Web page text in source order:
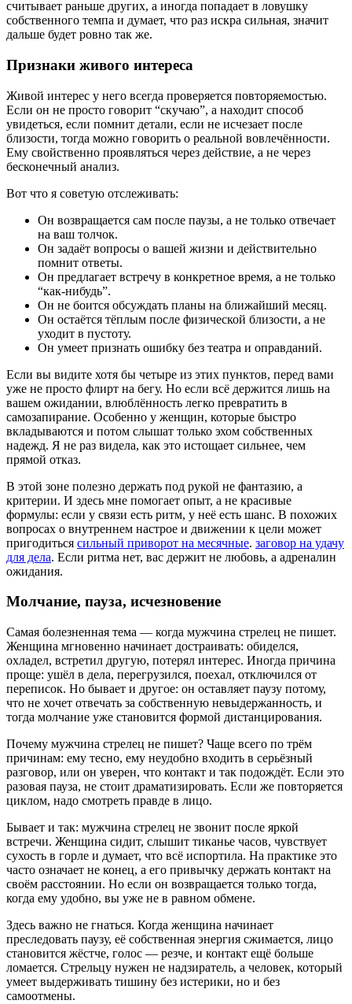
считывает раньше других, а иногда попадает в ловушку
собственного темпа и думает, что раз искра сильная, значит
дальше будет ровно так же.
Признаки живого интереса
Живой интерес у него всегда проверяется повторяемостью.
Если он не просто говорит “скучаю”, а находит способ
увидеться, если помнит детали, если не исчезает после
близости, тогда можно говорить о реальной вовлечённости.
Ему свойственно проявляться через действие, а не через
бесконечный анализ.
Вот что я советую отслеживать:
Он возвращается сам после паузы, а не только отвечает
на ваш толчок.
Он задаёт вопросы о вашей жизни и действительно
помнит ответы.
Он предлагает встречу в конкретное время, а не только
“как-нибудь”.
Он не боится обсуждать планы на ближайший месяц.
Он остаётся тёплым после физической близости, а не
уходит в пустоту.
Он умеет признать ошибку без театра и оправданий.
Если вы видите хотя бы четыре из этих пунктов, перед вами
уже не просто флирт на бегу. Но если всё держится лишь на
вашем ожидании, влюблённость легко превратить в
самозапирание. Особенно у женщин, которые быстро
вкладываются и потом слышат только эхом собственных
надежд. Я не раз видела, как это истощает сильнее, чем
прямой отказ.
В этой зоне полезно держать под рукой не фантазию, а
критерии. И здесь мне помогает опыт, а не красивые
формулы: если у связи есть ритм, у неё есть шанс. В похожих
вопросах о внутреннем настрое и движении к цели может
пригодиться сильный приворот на месячные. заговор на удачу
для дела. Если ритма нет, вас держит не любовь, а адреналин
ожидания.
Молчание, пауза, исчезновение
Самая болезненная тема — когда мужчина стрелец не пишет.
Женщина мгновенно начинает достраивать: обиделся,
охладел, встретил другую, потерял интерес. Иногда причина
проще: ушёл в дела, перегрузился, поехал, отключился от
переписок. Но бывает и другое: он оставляет паузу потому,
что не хочет отвечать за собственную невыдержанность, и
тогда молчание уже становится формой дистанцирования.
Почему мужчина стрелец не пишет? Чаще всего по трём
причинам: ему тесно, ему неудобно входить в серьёзный
разговор, или он уверен, что контакт и так подождёт. Если это
разовая пауза, не стоит драматизировать. Если же повторяется
циклом, надо смотреть правде в лицо.
Бывает и так: мужчина стрелец не звонит после яркой
встречи. Женщина сидит, слышит тиканье часов, чувствует
сухость в горле и думает, что всё испортила. На практике это
часто означает не конец, а его привычку держать контакт на
своём расстоянии. Но если он возвращается только тогда,
когда ему удобно, вы уже не в равном обмене.
Здесь важно не гнаться. Когда женщина начинает
преследовать паузу, её собственная энергия сжимается, лицо
становится жёстче, голос — резче, и контакт ещё больше
ломается. Стрельцу нужен не надзиратель, а человек, который
умеет выдерживать тишину без истерики, но и без
самоотмены.